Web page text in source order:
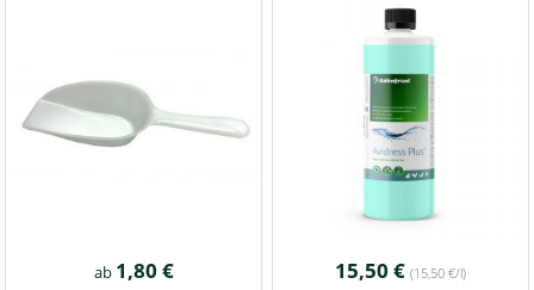
ab 1,80 € 15,50 € (15,50 €/l)